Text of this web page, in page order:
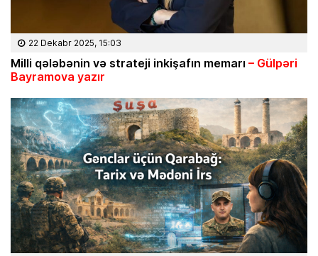
22 Dekabr 2025, 15:03
Milli qələbənin və strateji inkişafın memarı– Gülpəri
Bayramova yazır